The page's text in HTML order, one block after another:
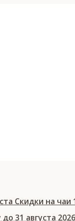
Скидки на чаи
31 августа 2026